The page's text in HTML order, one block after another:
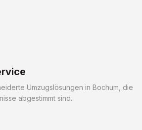
Umzugslösungen in Bochum, die
abgestimmt sind.